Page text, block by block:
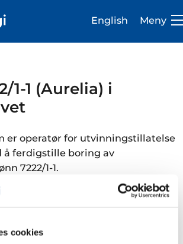
cookies
English Meny
1-1 (Aurelia) i
er operatør for utvinningstillatelse
å ferdigstille boring av
7222/1-1.
sammen med sine partnere (DEA
AS og Point Resources AS)
1 (Aurelia). Dette er den første
i utvinningstillatelse 226 som